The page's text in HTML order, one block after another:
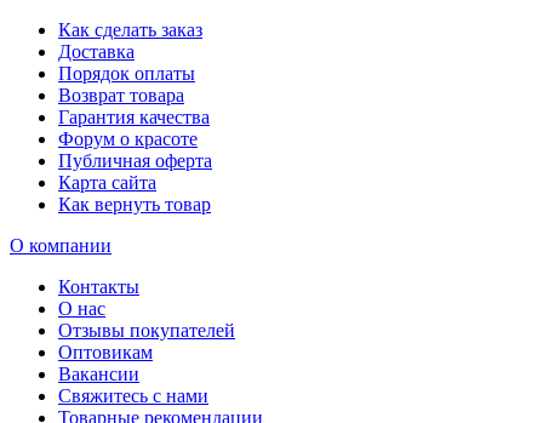
Как сделать заказ
Доставка
Порядок оплаты
Возврат товара
Гарантия качества
Форум о красоте
Публичная оферта
Карта сайта
Как вернуть товар
О компании
Контакты
О нас
Отзывы покупателей
Оптовикам
Вакансии
Свяжитесь с нами
Товарные рекомендации